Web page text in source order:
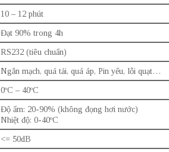
10 – 12 phút
Đạt 90% trong 4h
RS232 (tiêu chuẩn)
Ngắn mạch, quá tải, quá áp, Pin yếu, lỗi quạt…
0ºC – 40ºC
Độ ẩm: 20-90% (không đọng hơi nước)
Nhiệt độ: 0-40ºC
<= 50dB